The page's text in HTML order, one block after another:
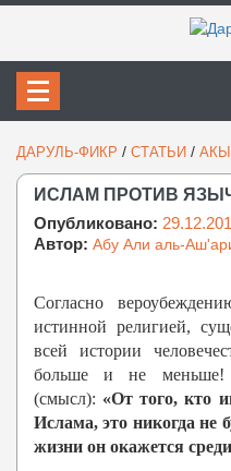
ДАРУЛЬ-ФИКР / СТАТЬИ /
ИСЛАМ ПРОТИВ
Опубликовано:
Автор: Абу Али аль-
Согласно
истинной религией,
всей истории
больше и не меньше!
(смысл): «От того, кто
Ислама, это никогда не
жизни он окажется